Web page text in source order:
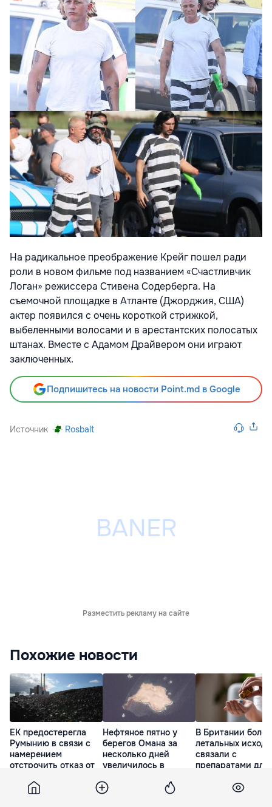
На радикальное преображение Крейг пошел ради
роли в новом фильме под названием «Счастливчик
Логан» режиссера Стивена Содерберга. На
съемочной площадке в Атланте (Джорджия, США)
актер появился с очень короткой стрижкой,
выбеленными волосами и в арестантских полосатых
штанах. Вместе с Адамом Драйвером они играют
заключенных.
Подпишитесь на новости Point.md в Google
Источник Rosbalt
Разместить рекламу на сайте
Похожие новости
ЕК предостерегла
Румынию в связи с
намерением
отстрочить отказ от
вчера
Нефтяное пятно у
берегов Омана за
несколько дней
увеличилось в
В Британии
летальных
связали с
препаратами для
вчера